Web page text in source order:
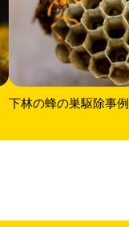
下林の蜂の巣駆除事例